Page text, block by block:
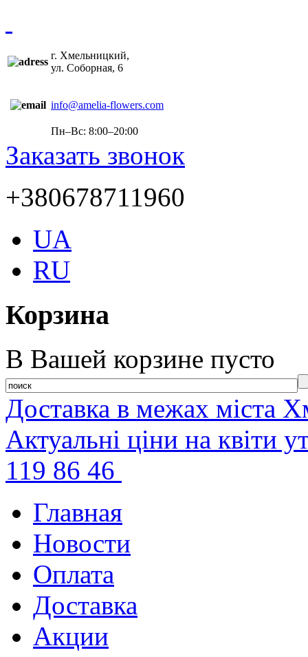
г. Хмельницкий,
ул. Соборная, 6
info@amelia-flowers.com
Пн–Вс: 8:00–20:00
Заказать звонок
+380678711960
UA
RU
Корзина
В Вашей корзине пусто
Доставка в межах міста
Актуальні ціни на квіти
119 86 46
Главная
Новости
Оплата
Доставка
Акции